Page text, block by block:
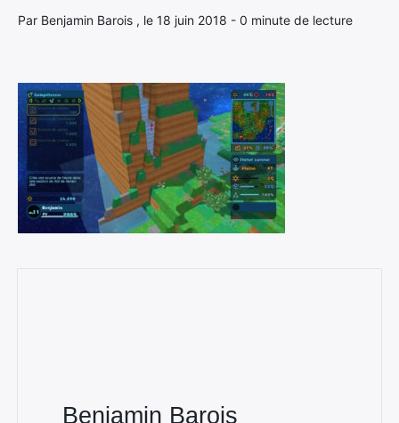
Par Benjamin Barois , le 18 juin 2018 - 0 minute de lecture
Benjamin Barois